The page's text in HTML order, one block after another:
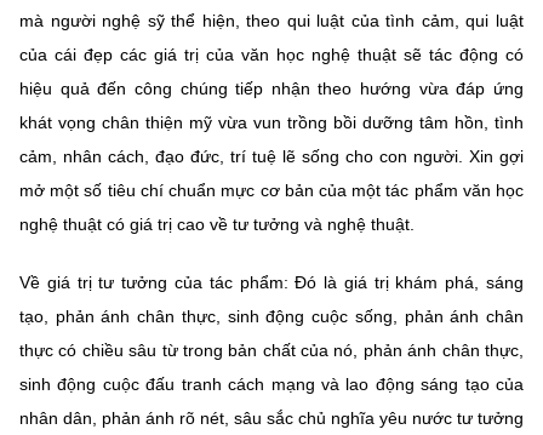
mà người nghệ sỹ thể hiện, theo qui luật của tình cảm, qui luật
của cái đẹp các giá trị của văn học nghệ thuật sẽ tác động có
hiệu quả đến công chúng tiếp nhận theo hướng vừa đáp ứng
khát vọng chân thiện mỹ vừa vun trồng bồi dưỡng tâm hồn, tình
cảm, nhân cách, đạo đức, trí tuệ lẽ sống cho con người. Xin gợi
mở một số tiêu chí chuẩn mực cơ bản của một tác phẩm văn học
nghệ thuật có giá trị cao về tư tưởng và nghệ thuật.
Về giá trị tư tưởng của tác phẩm: Đó là giá trị khám phá, sáng
tạo, phản ánh chân thực, sinh động cuộc sống, phản ánh chân
thực có chiều sâu từ trong bản chất của nó, phản ánh chân thực,
sinh động cuộc đấu tranh cách mạng và lao động sáng tạo của
nhân dân, phản ánh rõ nét, sâu sắc chủ nghĩa yêu nước tư tưởng